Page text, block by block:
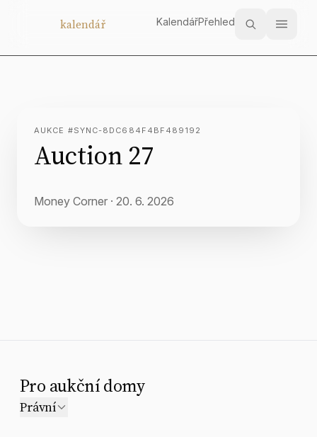
kalendář KalendářPřehled
AUKCE #SYNC-8DC684F4BF489192
Auction 27
Money Corner · 20. 6. 2026
Pro aukční domy
Právní